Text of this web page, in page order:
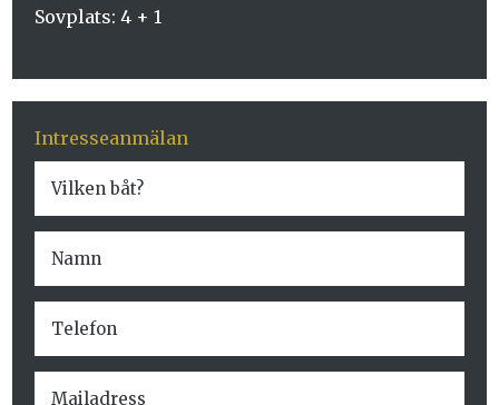
Sovplats: 4 + 1
Intresseanmälan